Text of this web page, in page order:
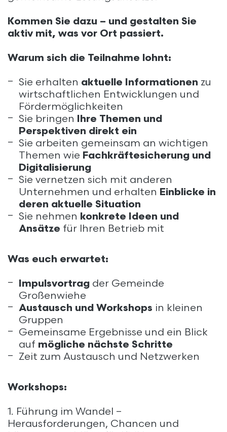
Kommen Sie dazu – und gestalten Sie
aktiv mit, was vor Ort passiert.
Warum sich die Teilnahme lohnt:
Sie erhalten aktuelle Informationen zu
wirtschaftlichen Entwicklungen und
Fördermöglichkeiten
Sie bringen Ihre Themen und
Perspektiven direkt ein
Sie arbeiten gemeinsam an wichtigen
Themen wie Fachkräftesicherung und
Digitalisierung
Sie vernetzen sich mit anderen
Unternehmen und erhalten Einblicke in
deren aktuelle Situation
Sie nehmen konkrete Ideen und
Ansätze für Ihren Betrieb mit
Was euch erwartet:
Impulsvortrag der Gemeinde
Großenwiehe
Austausch und Workshops in kleinen
Gruppen
Gemeinsame Ergebnisse und ein Blick
auf mögliche nächste Schritte
Zeit zum Austausch und Netzwerken
Workshops:
1. Führung im Wandel –
Herausforderungen, Chancen und